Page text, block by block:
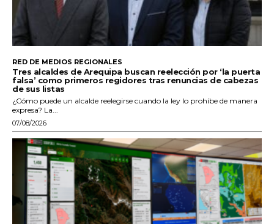
RED DE MEDIOS REGIONALES
Tres alcaldes de Arequipa buscan reelección por ‘la puerta
falsa’ como primeros regidores tras renuncias de cabezas
de sus listas
¿Cómo puede un alcalde reelegirse cuando la ley lo prohíbe de manera
expresa? La...
07/08/2026